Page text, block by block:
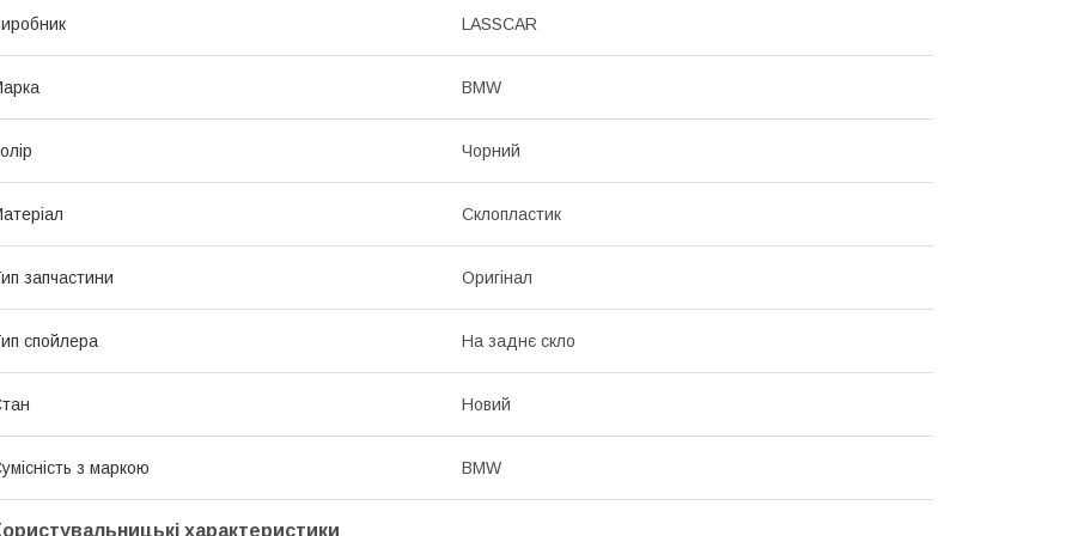
LASSCAR
BMW
Чорний
Склопластик
запчастини Оригінал
спойлера На заднє скло
Новий
з маркою BMW
характеристики